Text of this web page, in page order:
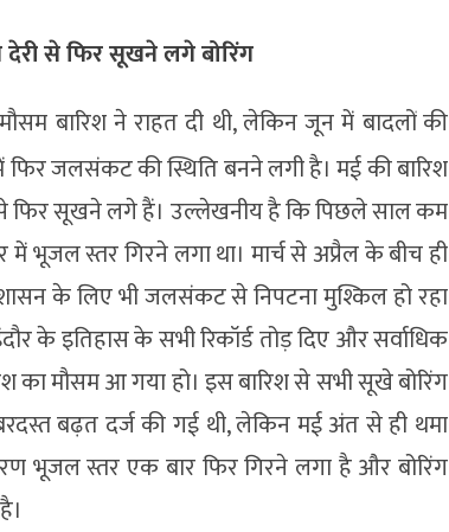
से फिर सूखने लगे बोरिंग
बारिश ने राहत दी थी, लेकिन जून में बादलों की
जलसंकट की स्थिति बनने लगी है। मई की बारिश
फिर सूखने लगे हैं। उल्लेखनीय है कि पिछले साल कम
भूजल स्तर गिरने लगा था। मार्च से अप्रैल के बीच ही
के लिए भी जलसंकट से निपटना मुश्किल हो रहा
के इतिहास के सभी रिकॉर्ड तोड़ दिए और सर्वाधिक
का मौसम आ गया हो। इस बारिश से सभी सूखे बोरिंग
बढ़त दर्ज की गई थी, लेकिन मई अंत से ही थमा
भूजल स्तर एक बार फिर गिरने लगा है और बोरिंग